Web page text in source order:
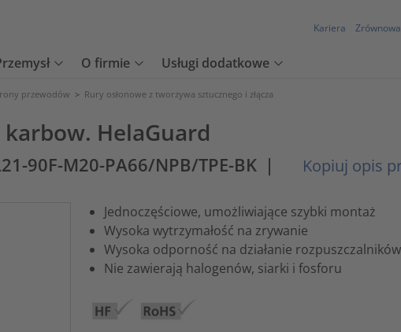
Kariera
O firmie Usługi dodatkowe
przewodów > Rury osłonowe z tworzywa sztucznego i złącza
karbow. HelaGuard
90F-M20-PA66/NPB/TPE-BK | Kopiuj opis
Jednoczęściowe, umożliwiające szybki montaż
Wysoka wytrzymałość na zrywanie
Wysoka odporność na działanie
Nie zawierają halogenów, siarki i fosforu